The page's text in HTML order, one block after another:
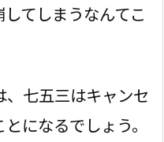
てしまうなんてこ
七五三はキャンセ
になるでしょう。